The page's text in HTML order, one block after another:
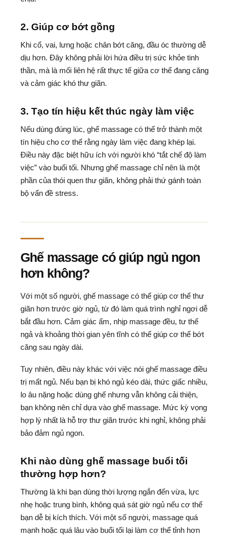
2. Giúp cơ bớt gồng
Khi cổ, vai, lưng hoặc chân bớt căng, đầu óc thường dễ
dịu hơn. Đây không phải lời hứa điều trị sức khỏe tinh
thần, mà là mối liên hệ rất thực tế giữa cơ thể đang căng
và cảm giác khó thư giãn.
3. Tạo tín hiệu kết thúc ngày làm việc
Nếu dùng đúng lúc, ghế massage có thể trở thành một
tín hiệu cho cơ thể rằng ngày làm việc đang khép lại.
Điều này đặc biệt hữu ích với người khó “tắt chế độ làm
việc” vào buổi tối. Nhưng ghế massage chỉ nên là một
phần của thói quen thư giãn, không phải thứ gánh toàn
bộ vấn đề stress.
Ghế massage có giúp ngủ ngon
hơn không?
Với một số người, ghế massage có thể giúp cơ thể thư
giãn hơn trước giờ ngủ, từ đó làm quá trình nghỉ ngơi dễ
bắt đầu hơn. Cảm giác ấm, nhịp massage đều, tư thế
ngả và khoảng thời gian yên tĩnh có thể giúp cơ thể bớt
căng sau ngày dài.
Tuy nhiên, điều này khác với việc nói ghế massage điều
trị mất ngủ. Nếu bạn bị khó ngủ kéo dài, thức giấc nhiều,
lo âu nặng hoặc dùng ghế nhưng vẫn không cải thiện,
bạn không nên chỉ dựa vào ghế massage. Mức kỳ vọng
hợp lý nhất là hỗ trợ thư giãn trước khi nghỉ, không phải
bảo đảm ngủ ngon.
Khi nào dùng ghế massage buổi tối
thường hợp hơn?
Thường là khi bạn dùng thời lượng ngắn đến vừa, lực
nhẹ hoặc trung bình, không quá sát giờ ngủ nếu cơ thể
bạn dễ bị kích thích. Với một số người, massage quá
mạnh hoặc quá lâu vào buổi tối lại làm cơ thể tỉnh hơn